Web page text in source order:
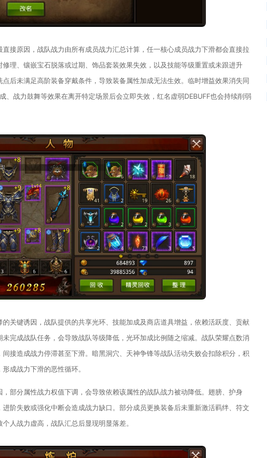
接原因，战队战力由所有成员战力汇总计算，任一核心成员战力下滑都会直接拉
理、镶嵌宝石脱落或过期、饰品套装效果失效，以及技能等级重置或未跟进升
后未满足高阶装备穿戴条件，导致装备属性加成无法生效。临时增益效果消失同
、战力鼓舞等效果在离开特定场景后会立即失效，红名虚弱DEBUFF也会持续削弱
关键诱因，战队提供的共享光环、技能加成及商店道具增益，依赖活跃度、贡献
完成战队任务，会导致战队等级降低，光环加成比例随之缩减。战队荣耀点数消
接造成战力停滞甚至下滑。暗黑洞穴、天神争锋等战队活动失败会扣除积分，积
成战力下滑的恶性循环。
部分属性战力权值下调，会导致依赖该属性的战队战力被动降低。翅膀、护身
阶失败或强化中断会造成战力缺口。部分成员更换装备后未重新激活羁绊、符文
人战力虚高，战队汇总后显现明显落差。